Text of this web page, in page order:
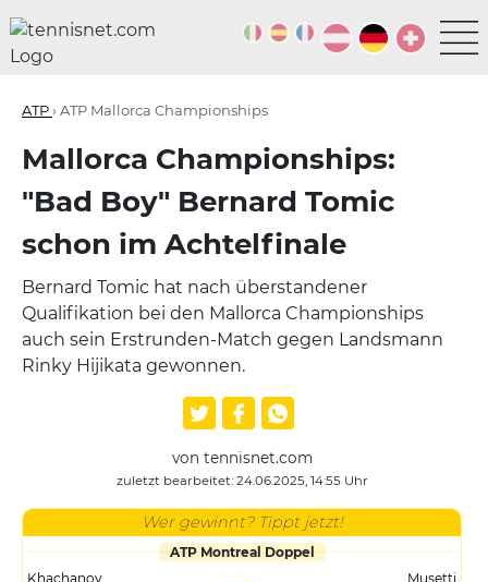
ATP› ATP Mallorca Championships
Mallorca Championships:
"Bad Boy" Bernard Tomic
schon im Achtelfinale
Bernard Tomic hat nach überstandener
Qualifikation bei den Mallorca Championships
auch sein Erstrunden-Match gegen Landsmann
Rinky Hijikata gewonnen.
von tennisnet.com
zuletzt bearbeitet: 24.06.2025, 14:55 Uhr
Wer gewinnt? Tippt jetzt!
ATP Montreal Doppel
Khachanov
Musetti